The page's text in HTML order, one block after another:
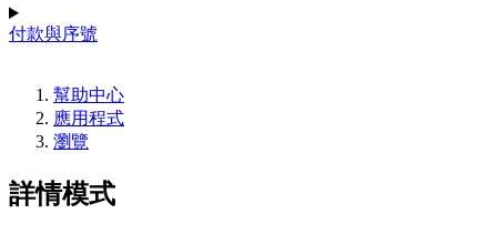
付款與序號
幫助中心
應用程式
瀏覽
詳情模式